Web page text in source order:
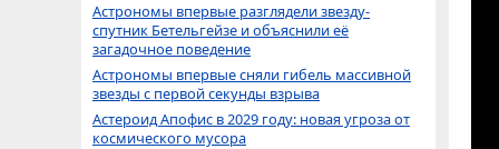
Астрономы впервые разглядели звезду-
спутник Бетельгейзе и объяснили её
загадочное поведение
Астрономы впервые сняли гибель массивной
звезды с первой секунды взрыва
Астероид Апофис в 2029 году: новая угроза от
космического мусора